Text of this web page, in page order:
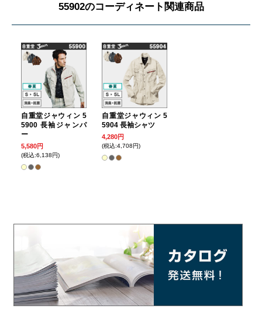
55902のコーディネート関連商品
自重堂ジャウィン 5
5900 長袖ジャンパ
ー
5,580円
(税込:6,138円)
自重堂ジャウィン 5
5904 長袖シャツ
4,280円
(税込:4,708円)